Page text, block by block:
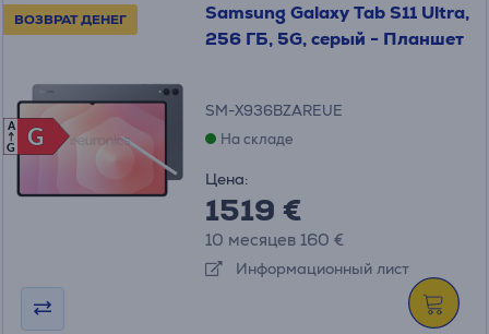
ВОЗВРАТ ДЕНЕГ
G
G
A
G
Samsung Galaxy Tab S11 Ultra,
256 ГБ, 5G, серый - Планшет
SM-X936BZAREUE
На складе
Цена:
1519 €
10 месяцев 160 €
Информационный лист